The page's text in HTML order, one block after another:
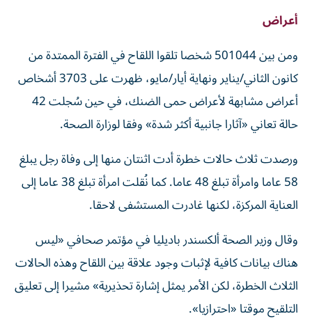
أعراض
ومن بين 501044 شخصا تلقوا اللقاح في الفترة الممتدة من
كانون الثاني/يناير ونهاية أيار/مايو، ظهرت على 3703 أشخاص
أعراض مشابهة لأعراض حمى الضنك، في حين سُجلت 42
حالة تعاني «آثارا جانبية أكثر شدة» وفقا لوزارة الصحة.
ورصدت ثلاث حالات خطرة أدت اثنتان منها إلى وفاة رجل يبلغ
58 عاما وامرأة تبلغ 48 عاما. كما نُقلت امرأة تبلغ 38 عاما إلى
العناية المركزة، لكنها غادرت المستشفى لاحقا.
وقال وزير الصحة ألكسندر باديليا في مؤتمر صحافي «ليس
هناك بيانات كافية لإثبات وجود علاقة بين اللقاح وهذه الحالات
الثلاث الخطرة، لكن الأمر يمثل إشارة تحذيرية» مشيرا إلى تعليق
التلقيح موقتا «احترازيا».